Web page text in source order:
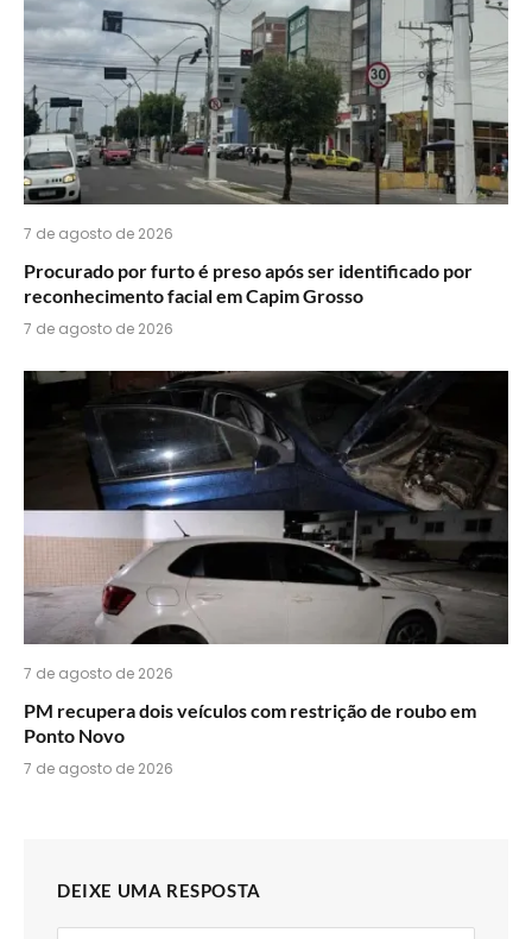
7 de agosto de 2026
Procurado por furto é preso após ser identificado por
reconhecimento facial em Capim Grosso
7 de agosto de 2026
7 de agosto de 2026
PM recupera dois veículos com restrição de roubo em
Ponto Novo
7 de agosto de 2026
DEIXE UMA RESPOSTA